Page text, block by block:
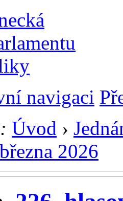
navigaci
Úvod ›
2026